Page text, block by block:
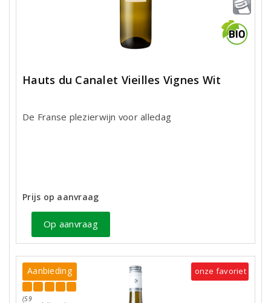
Hauts du Canalet Vieilles Vignes Wit
De Franse plezierwijn voor alledag
Prijs op aanvraag
Op aanvraag
Aanbieding
(59
onze favoriet